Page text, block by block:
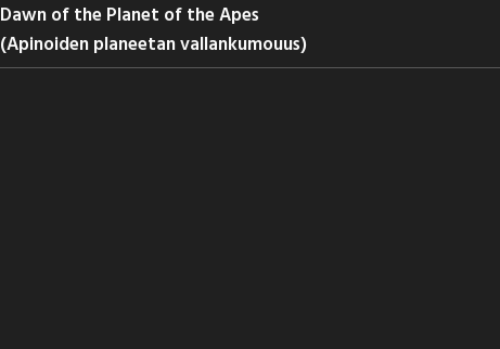
Dawn of the Planet of the Apes
(Apinoiden planeetan vallankumouus)